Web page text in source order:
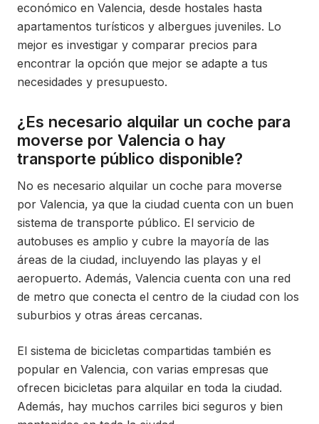
económico en Valencia, desde hostales hasta
apartamentos turísticos y albergues juveniles. Lo
mejor es investigar y comparar precios para
encontrar la opción que mejor se adapte a tus
necesidades y presupuesto.
¿Es necesario alquilar un coche para
moverse por Valencia o hay
transporte público disponible?
No es necesario alquilar un coche para moverse
por Valencia, ya que la ciudad cuenta con un buen
sistema de transporte público. El servicio de
autobuses es amplio y cubre la mayoría de las
áreas de la ciudad, incluyendo las playas y el
aeropuerto. Además, Valencia cuenta con una red
de metro que conecta el centro de la ciudad con los
suburbios y otras áreas cercanas.
El sistema de bicicletas compartidas también es
popular en Valencia, con varias empresas que
ofrecen bicicletas para alquilar en toda la ciudad.
Además, hay muchos carriles bici seguros y bien